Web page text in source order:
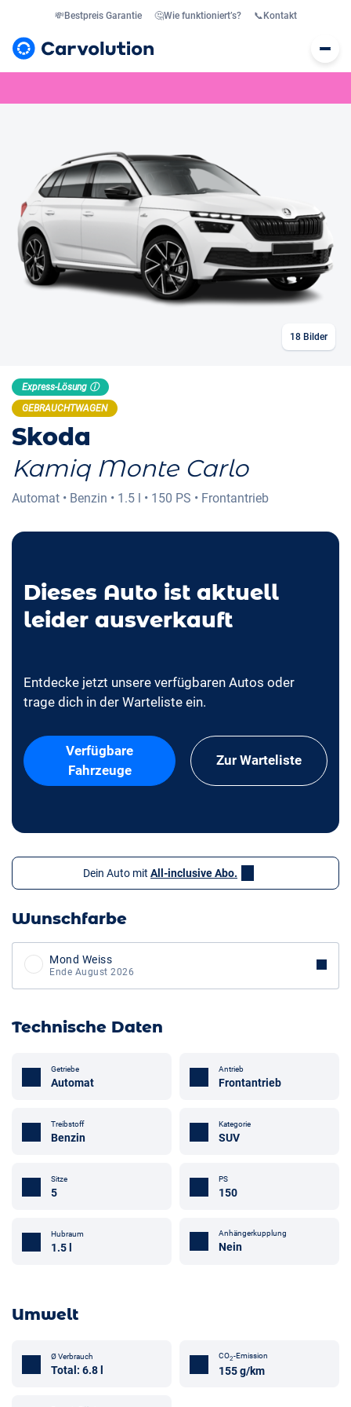
💸Bestpreis Garantie 🤔Wie funktioniert’s? 📞 Kontakt
18 Bilder
Express-Lösung ⓘ
GEBRAUCHTWAGEN
Skoda
Kamiq Monte Carlo
Automat • Benzin • 1.5 l • 150 PS • Frontantrieb
Dieses Auto ist aktuell
leider ausverkauft
Entdecke jetzt unsere verfügbaren Autos oder
trage dich in der Warteliste ein.
Verfügbare
Fahrzeuge
Zur Warteliste
Dein Auto mit All-inclusive Abo.
Wunschfarbe
Mond Weiss
Ende August 2026
Technische Daten
Getriebe
Automat
Antrieb
Frontantrieb
Treibstoff
Benzin
Kategorie
SUV
Sitze
5
PS
150
Hubraum
1.5 l
Anhängerkupplung
Nein
Umwelt
Ø Verbrauch
Total: 6.8 l
CO2-Emission
155 g/km